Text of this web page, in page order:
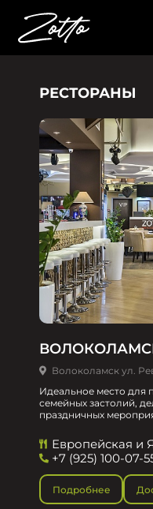
РЕСТОРАНЫ
Волоколамск ул.
Идеальное место для
семейных застолий,
праздничных
Европейская и
+7 (925) 100-07-
Подробнее